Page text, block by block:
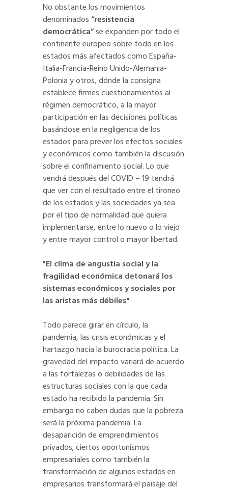
No obstante los movimientos
denominados“resistencia
democrática”se expanden por todo el
continente europeo sobre todo en los
estados más afectados como España-
Italia-Francia-Reino Unido-Alemania-
Polonia y otros, dónde la consigna
establece firmes cuestionamientos al
régimen democrático, a la mayor
participación en las decisiones políticas
basándose en la negligencia de los
estados para prever los efectos sociales
y económicos como también la discusión
sobre el confinamiento social. Lo que
vendrá después del COVID – 19 tendrá
que ver con el resultado entre el tironeo
de los estados y las sociedades ya sea
por el tipo de normalidad que quiera
implementarse, entre lo nuevo o lo viejo
y entre mayor control o mayor libertad.
"El clima de angustia social y la
fragilidad económica detonará los
sistemas económicos y sociales por
las aristas más débiles"
Todo parece girar en círculo, la
pandemia, las crisis económicas y el
hartazgo hacia la burocracia política. La
gravedad del impacto variará de acuerdo
a las fortalezas o debilidades de las
estructuras sociales con la que cada
estado ha recibido la pandemia. Sin
embargo no caben dudas que la pobreza
será la próxima pandemia. La
desaparición de emprendimientos
privados; ciertos oportunismos
empresariales como también la
transformación de algunos estados en
empresarios transformará el paisaje del